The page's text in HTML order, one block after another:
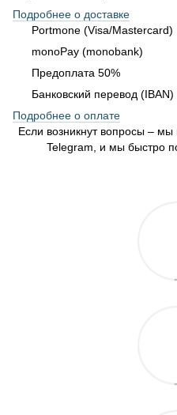
Подробнее о доставке
Portmone (Visa/Mastercard)
monoPay (monobank)
Предоплата 50%
Банковский перевод (IBAN)
Подробнее о оплате
Если возникнут вопросы –
Telegram, и мы быстро